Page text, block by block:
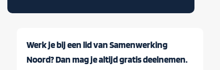
Werk je bij een lid van Samenwerking
Noord? Dan mag je altijd gratis deelnemen.